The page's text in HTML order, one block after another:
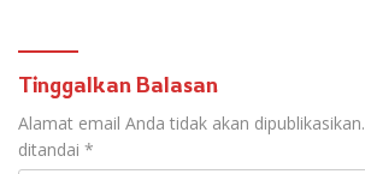
Tinggalkan Balasan
Alamat email Anda tidak akan dipublikasikan.
ditandai *